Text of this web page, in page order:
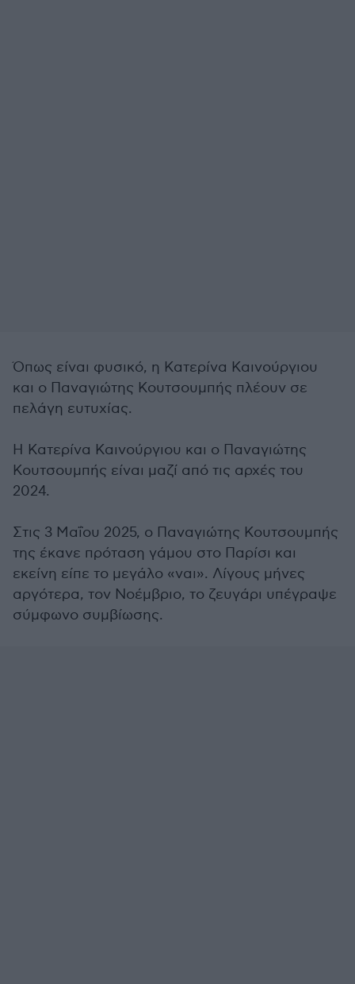
Όπως είναι φυσικό, η Κατερίνα Καινούργιου
και ο Παναγιώτης Κουτσουμπής πλέουν σε
πελάγη ευτυχίας.
Η Κατερίνα Καινούργιου και ο Παναγιώτης
Κουτσουμπής είναι μαζί από τις αρχές του
2024.
Στις 3 Μαΐου 2025, ο Παναγιώτης Κουτσουμπής
της έκανε πρόταση γάμου στο Παρίσι και
εκείνη είπε το μεγάλο «ναι». Λίγους μήνες
αργότερα, τον Νοέμβριο, το ζευγάρι υπέγραψε
σύμφωνο συμβίωσης.